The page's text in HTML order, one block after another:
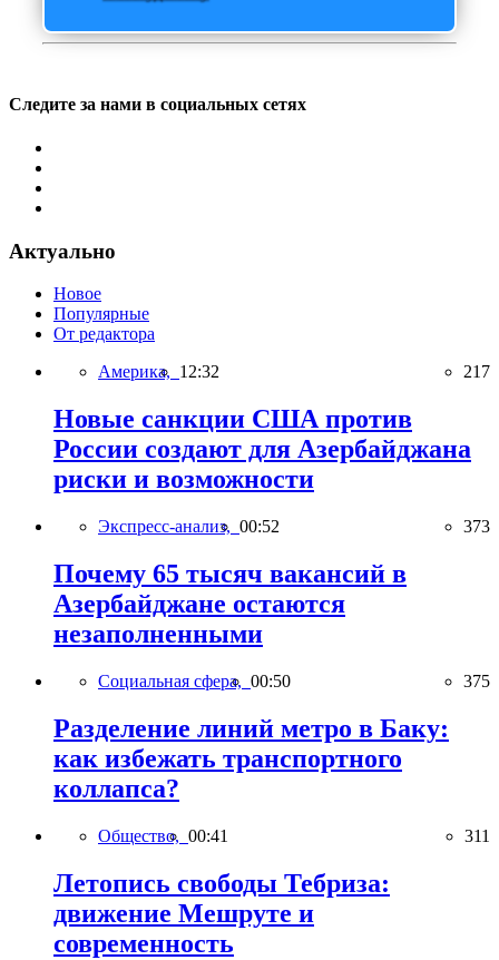
Следите за нами в социальных сетях
Актуально
Новое
Популярные
От редактора
Америка, 12:32 217
Новые санкции США против
России создают для Азербайджана
риски и возможности
Экспресс-анализ, 00:52 373
Почему 65 тысяч вакансий в
Азербайджане остаются
незаполненными
Социальная сфера, 00:50 375
Разделение линий метро в Баку:
как избежать транспортного
коллапса?
Общество, 00:41 311
Летопись свободы Тебриза:
движение Мешруте и
современность